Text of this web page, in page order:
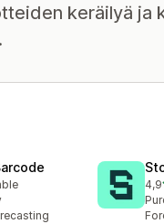
keräilyä ja
4,9